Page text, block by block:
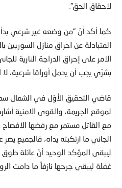
لاحقاق الحق”.
كما أكد أنّ “من وضعه غير شرعي بدأ
المتبادلة عن احراق منازل السوريين
الامر على إحراق الدراجة
بشرّي يجب أن يحمل أوراقا شرعية، لا
قاضي التحقيق الأوّل في الشمال
لموقع الجريمة، والقوى الامنية
مع القاتل مستمر مع رفضها الافصاح
الجاني ما ارتكبته يداه، فالجميع
ليبقى المؤكد الوحيد أنّ عائلة
غفلة ليبقى جرحها نازفاً ما دامت